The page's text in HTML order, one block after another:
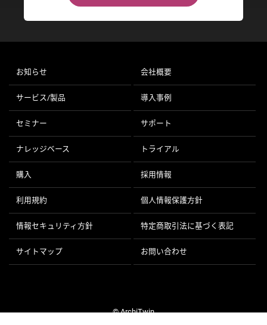
お知らせ 会社概要
サービス/製品 導入事例
セミナー サポート
ナレッジベース トライアル
購入 採用情報
利用規約 個人情報保護方針
情報セキュリティ方針 特定商取引法に基づく表記
サイトマップ お問い合わせ
© ArchiTwin